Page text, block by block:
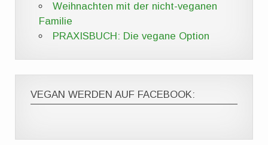
Weihnachten mit der nicht-veganen
Familie
PRAXISBUCH: Die vegane Option
VEGAN WERDEN AUF FACEBOOK: